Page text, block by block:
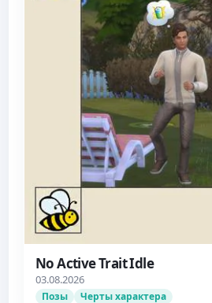
No Active Trait Idle
03.08.2026
Позы Черты характера